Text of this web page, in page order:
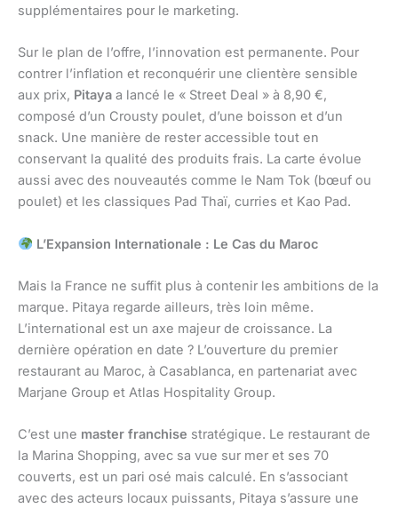
supplémentaires pour le marketing.
Sur le plan de l’offre, l’innovation est permanente. Pour
contrer l’inflation et reconquérir une clientère sensible
aux prix, Pitaya a lancé le « Street Deal » à 8,90 €,
composé d’un Crousty poulet, d’une boisson et d’un
snack. Une manière de rester accessible tout en
conservant la qualité des produits frais. La carte évolue
aussi avec des nouveautés comme le Nam Tok (bœuf ou
poulet) et les classiques Pad Thaï, curries et Kao Pad.
L’Expansion Internationale : Le Cas du Maroc
Mais la France ne suffit plus à contenir les ambitions de la
marque. Pitaya regarde ailleurs, très loin même.
L’international est un axe majeur de croissance. La
dernière opération en date ? L’ouverture du premier
restaurant au Maroc, à Casablanca, en partenariat avec
Marjane Group et Atlas Hospitality Group.
C’est une master franchise stratégique. Le restaurant de
la Marina Shopping, avec sa vue sur mer et ses 70
couverts, est un pari osé mais calculé. En s’associant
avec des acteurs locaux puissants, Pitaya s’assure une